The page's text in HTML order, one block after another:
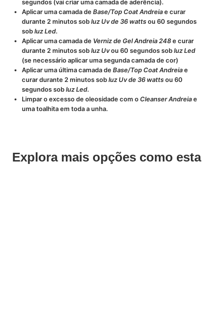
segundos (vai criar uma camada de aderência).
Aplicar uma camada deBase/Top Coat Andreiae curar
durante 2 minutos sobluz Uv de 36 wattsou 60 segundos
sobluz Led.
Aplicar uma camada de Verniz de Gel Andreia 248e curar
durante 2 minutos sobluz Uvou 60 segundos sobluz Led
(se necessário aplicar uma segunda camada de cor)
Aplicar uma última camada deBase/Top Coat Andreiae
curar durante 2 minutos sobluz Uv de 36 wattsou 60
segundos sobluz Led.
Limpar o excesso de oleosidade com o Cleanser Andreiae
uma toalhita em toda a unha.
Explora mais opções como esta